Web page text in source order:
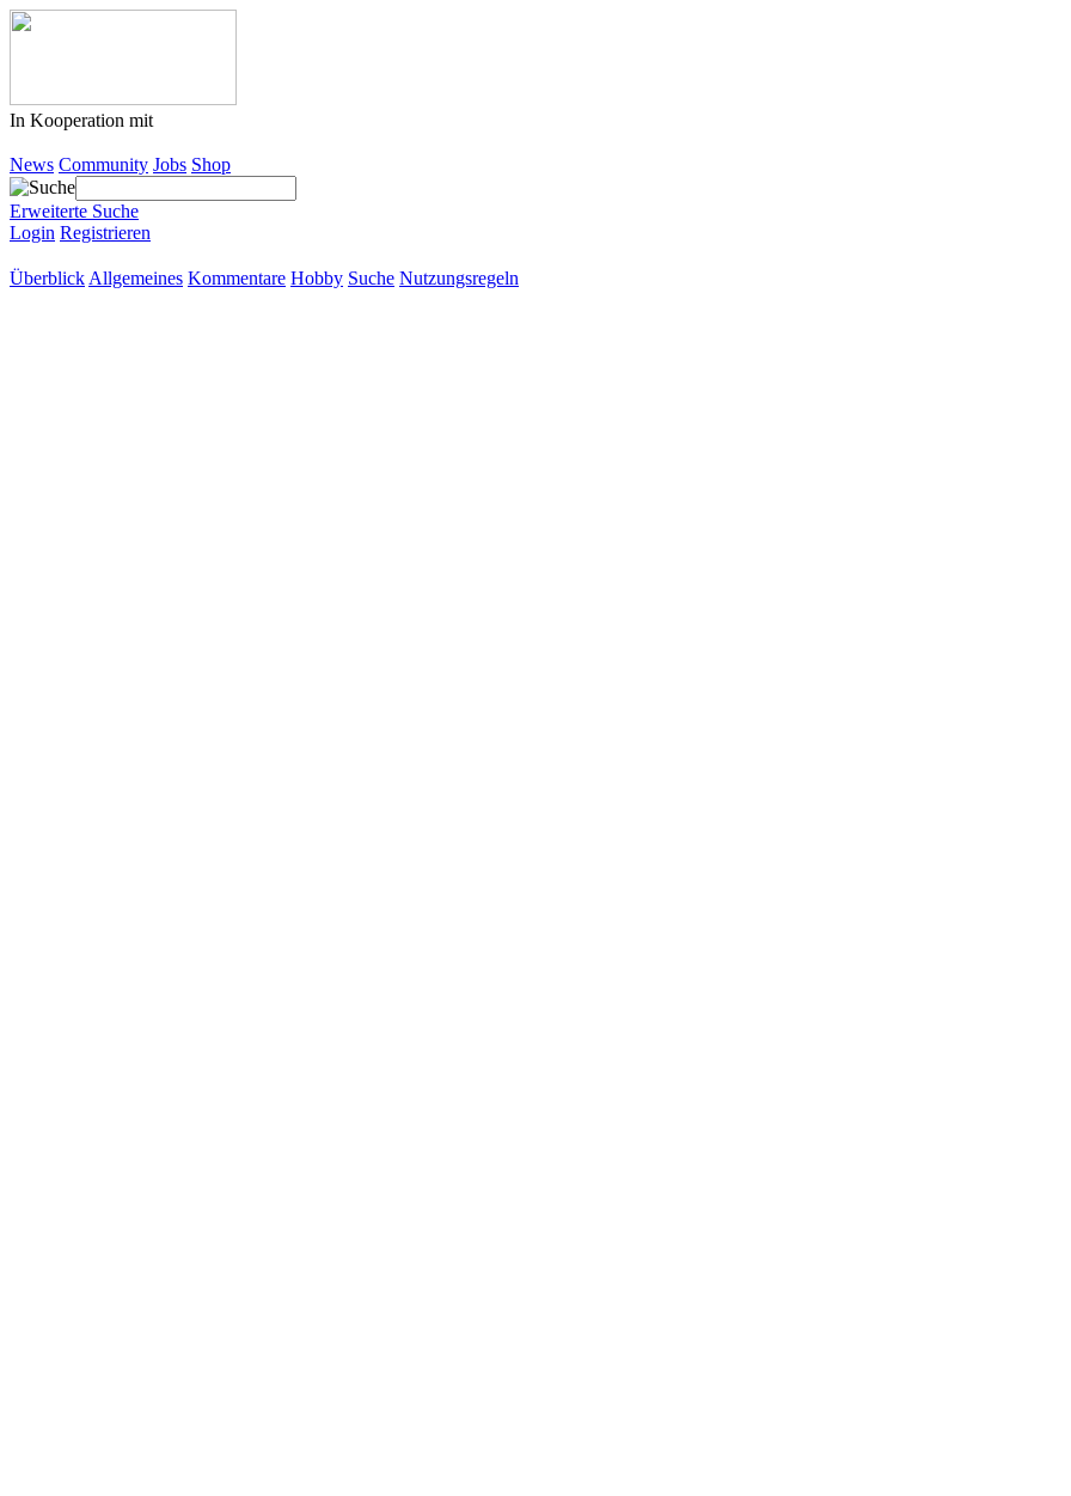
In Kooperation mit
News Community Jobs Shop
Erweiterte Suche
Login Registrieren
Überblick Allgemeines Kommentare Hobby Suche Nutzungsregeln